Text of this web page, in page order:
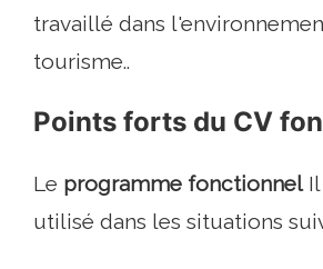
travaillé dans
tourisme..
Points forts du CV
Le programme fonctionnelIl
utilisé dans les situations